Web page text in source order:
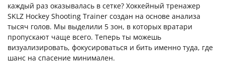
каждый раз оказывалась в сетке? Хоккейный тренажер
SKLZ Hockey Shooting Trainer создан на основе анализа
тысяч голов. Мы выделили 5 зон, в которых вратари
пропускают чаще всего. Теперь ты можешь
визуализировать, фокусироваться и бить именно туда, где
шанс на спасение минимален.